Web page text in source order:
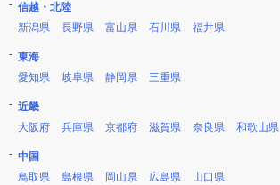
信越・北陸
新潟県
長野県 富山県 石川県 福井県
東海
愛知県
岐阜県 静岡県 三重県
近畿
大阪府
兵庫県 京都府 滋賀県 奈良県 和歌山県
中国
鳥取県
島根県 岡山県 広島県 山口県